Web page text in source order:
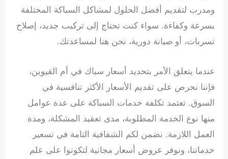
ومدرب لتقديم أفضل الحلول لمشاكل السباكة المختلفة
بسرعة وكفاءة. سواء كنت تحتاج إلى تركيب جديد، إصلاح
تسربات، أو صيانة دورية، نحن هنا لمساعدتك.
عندما يتعلق الأمر بتحديد أسعار سباك في أم القيوين،
فإننا نحرص على تقديم الأسعار الأكثر تنافسية في
السوق. تعتمد تكلفة خدمات السباكة على عدة عوامل
منها نوع الخدمة المطلوبة، مدى تعقيد المشكلة، ومدة
العمل اللازمة. نضمن لكم الشفافية التامة في تسعير
خدماتنا، ونوفر عروض أسعار مجانية لتكونوا على علم